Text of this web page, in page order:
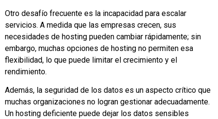
Otro desafío frecuente es la incapacidad para escalar
servicios. A medida que las empresas crecen, sus
necesidades de hosting pueden cambiar rápidamente; sin
embargo, muchas opciones de hosting no permiten esa
flexibilidad, lo que puede limitar el crecimiento y el
rendimiento.
Además, la seguridad de los datos es un aspecto crítico que
muchas organizaciones no logran gestionar adecuadamente.
Un hosting deficiente puede dejar los datos sensibles